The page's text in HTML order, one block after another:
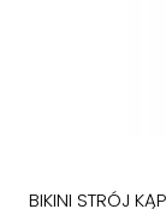
BIKINI STRÓJ